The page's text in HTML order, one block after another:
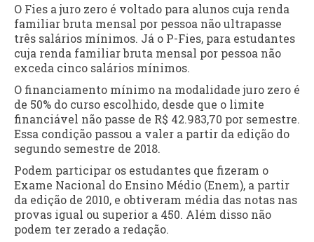
O Fies a juro zero é voltado para alunos cuja renda
familiar bruta mensal por pessoa não ultrapasse
três salários mínimos. Já o P-Fies, para estudantes
cuja renda familiar bruta mensal por pessoa não
exceda cinco salários mínimos.
O financiamento mínimo na modalidade juro zero é
de 50% do curso escolhido, desde que o limite
financiável não passe de R$ 42.983,70 por semestre.
Essa condição passou a valer a partir da edição do
segundo semestre de 2018.
Podem participar os estudantes que fizeram o
Exame Nacional do Ensino Médio (Enem), a partir
da edição de 2010, e obtiveram média das notas nas
provas igual ou superior a 450. Além disso não
podem ter zerado a redação.